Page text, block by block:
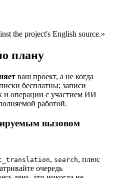
the project's English source.»
плану
ваш проект, а не когда
бесплатны; записи
и операции с участием ИИ
работой.
вызовом
, search, плюс
очередь